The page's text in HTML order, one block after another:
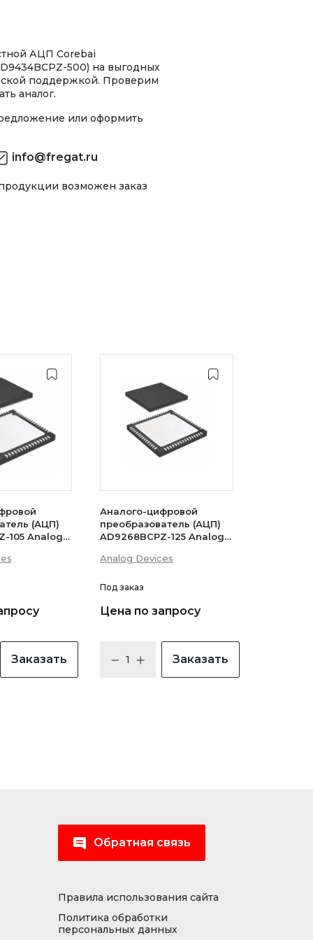
АЦП Corebai
500) на выгодных
поддержкой. Проверим
аналог.
или оформить
info@fregat.ru
возможен заказ
(АЦП)
105 Analog
Заказать
Аналого-цифровой
преобразователь (АЦП)
AD9268BCPZ-125 Analog
Analog Devices
Под заказ
Цена по запросу
Заказать
Обратная связь
Правила использования сайта
Политика обработки
персональных данных